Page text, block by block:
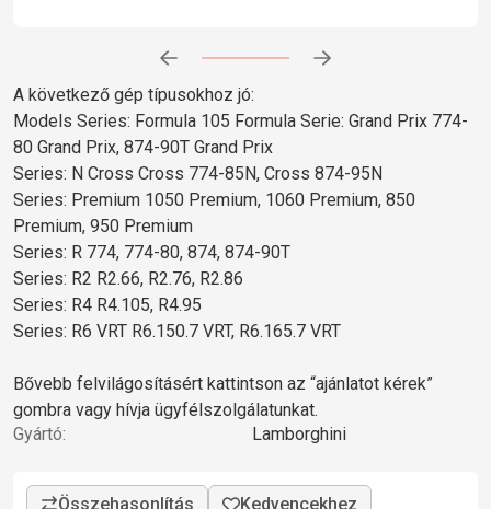
A következő gép típusokhoz jó:
Models Series: Formula 105 Formula Serie: Grand Prix 774-
80 Grand Prix, 874-90T Grand Prix
Series: N Cross Cross 774-85N, Cross 874-95N
Series: Premium 1050 Premium, 1060 Premium, 850
Premium, 950 Premium
Series: R 774, 774-80, 874, 874-90T
Series: R2 R2.66, R2.76, R2.86
Series: R4 R4.105, R4.95
Series: R6 VRT R6.150.7 VRT, R6.165.7 VRT
Bővebb felvilágosításért kattintson az “ajánlatot kérek”
gombra vagy hívja ügyfélszolgálatunkat.
Gyártó:
Lamborghini